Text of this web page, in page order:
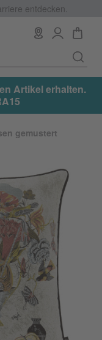
entdecken.
Artikel erhalten.
gemustert